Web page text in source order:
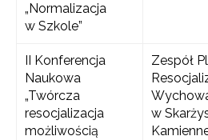
„Normalizacja
w Szkole”
II Konferencja
Naukowa
„Twórcza
resocjalizacja
możliwością
Zespół
w